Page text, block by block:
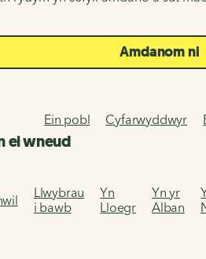
Amdanom ni
Ein pobl Cyfarwyddwyr
ei wneud
Llwybrau
i bawb
Yn
Lloegr
Yn yr
Alban